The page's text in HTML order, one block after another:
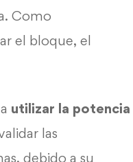
Como
el bloque, el
utilizar la potencia
las
debido a su